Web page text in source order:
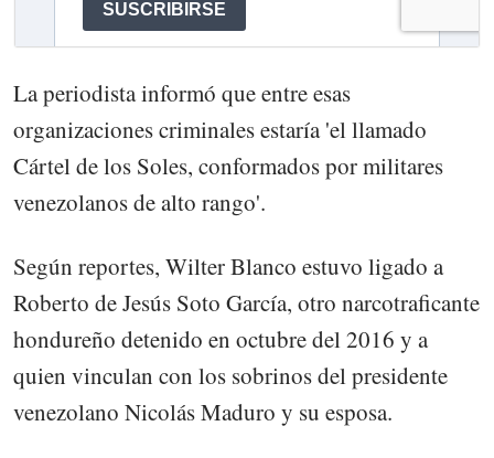
La periodista informó que entre esas
organizaciones criminales estaría 'el llamado
Cártel de los Soles, conformados por militares
venezolanos de alto rango'.
Según reportes, Wilter Blanco estuvo ligado a
Roberto de Jesús Soto García, otro narcotraficante
hondureño detenido en octubre del 2016 y a
quien vinculan con los sobrinos del presidente
venezolano Nicolás Maduro y su esposa.